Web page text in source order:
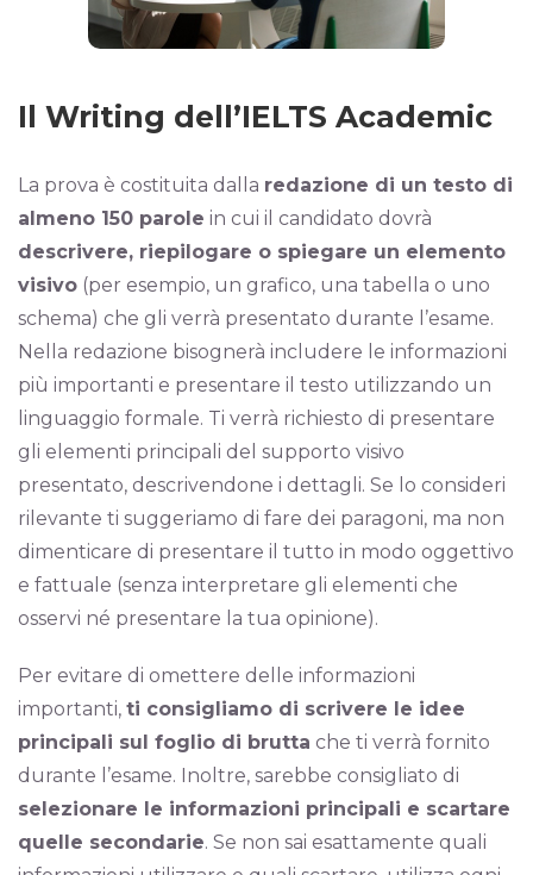
Il Writing dell’IELTS Academic
La prova è costituita dalla redazione di un testo di
almeno 150 parole in cui il candidato dovrà
descrivere, riepilogare o spiegare un elemento
visivo (per esempio, un grafico, una tabella o uno
schema) che gli verrà presentato durante l’esame.
Nella redazione bisognerà includere le informazioni
più importanti e presentare il testo utilizzando un
linguaggio formale. Ti verrà richiesto di presentare
gli elementi principali del supporto visivo
presentato, descrivendone i dettagli. Se lo consideri
rilevante ti suggeriamo di fare dei paragoni, ma non
dimenticare di presentare il tutto in modo oggettivo
e fattuale (senza interpretare gli elementi che
osservi né presentare la tua opinione).
Per evitare di omettere delle informazioni
importanti, ti consigliamo di scrivere le idee
principali sul foglio di brutta che ti verrà fornito
durante l’esame. Inoltre, sarebbe consigliato di
selezionare le informazioni principali e scartare
quelle secondarie. Se non sai esattamente quali